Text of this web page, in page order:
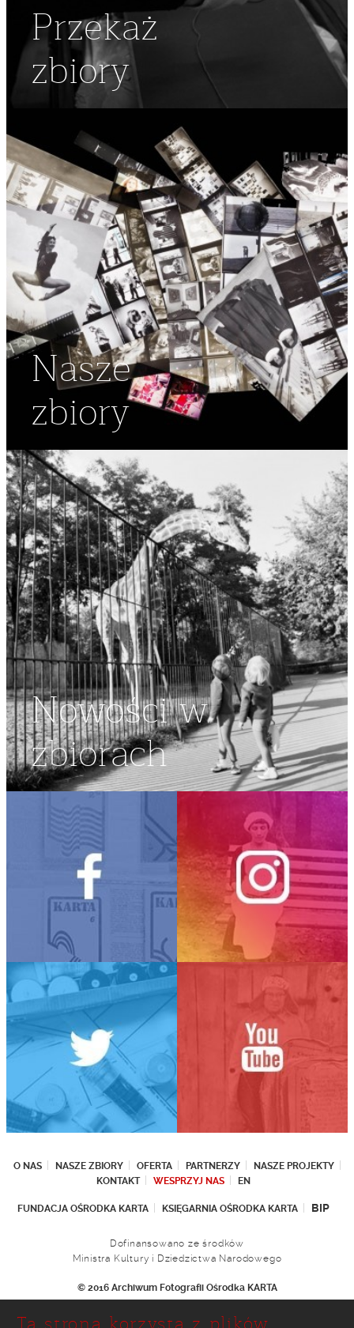
Przekaż
zbiory
Nasze
zbiory
Nowości w
zbiorach
O NAS NASZE ZBIORY OFERTA PARTNERZY
NASZE PROJEKTY
KONTAKT
WESPRZYJ NAS EN
FUNDACJA OŚRODKA KARTA KSIĘGARNIA OŚRODKA KARTA BIP
Dofinansowano ze środków
Ministra Kultury i Dziedzictwa Narodowego
© 2016 Archiwum Fotografii Ośrodka KARTA
Ul. Narbutta 29